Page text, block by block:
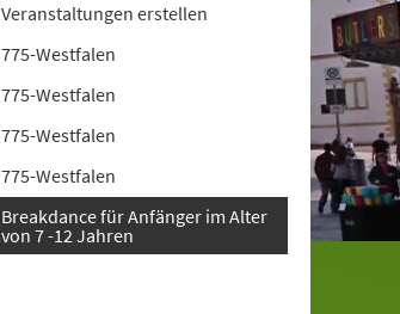
Veranstaltungen erstellen
775-Westfalen
775-Westfalen
775-Westfalen
775-Westfalen
Breakdance für Anfänger im Alter
von 7 -12 Jahren